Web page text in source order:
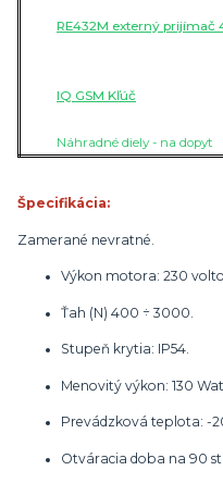
RE432M externý prijímač
IQ GSM Kľúč
Náhradné diely - na dopyt
Špecifikácia:
Zamerané nevratné.
Výkon motora: 230
Ťah (N) 400 ÷ 3000.
Stupeň krytia: IP54.
Menovitý výkon: 130
Prevádzková teplota: -
Otváracia doba na 90